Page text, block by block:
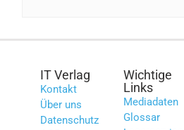
IT Verlag
Kontakt
Über uns
Datenschutz
Wichtige
Links
Mediadaten
Glossar